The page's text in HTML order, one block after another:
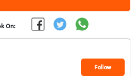
On:
Follow